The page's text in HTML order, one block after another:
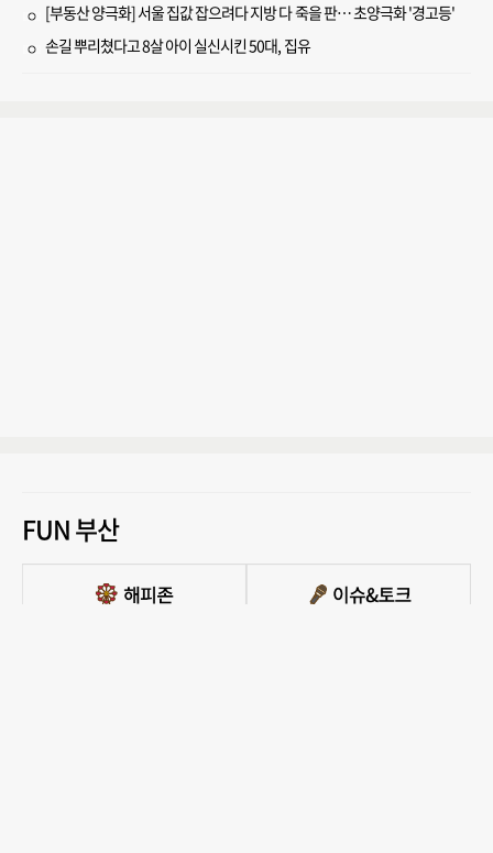
[부동산 양극화] 서울 집값 잡으려다 지방 다 죽을 판… 초양극화 '경고등'
손길 뿌리쳤다고 8살 아이 실신시킨 50대, 집유
FUN 부산